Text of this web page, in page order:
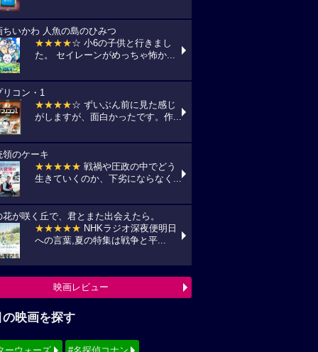
ちいかわ 人魚の島のひみつ
★★★★☆ 小6の子供と行きまし
た。 セイレーンがめっちゃ怖か...
リコン・1
★★★★☆ ずいぶん前に見た感じ
がしますが、面白かったです。作...
領のケーキ
★★★★★ 戦禍や圧政の中でどう
生きていくのか、下劣にならなく...
花が咲く丘で、君とまた出会えたら。
★★★★★ NHKラジオ深夜便明日
への言葉,夏の特集は戦争と平...
映画レビュー
の映画を探す